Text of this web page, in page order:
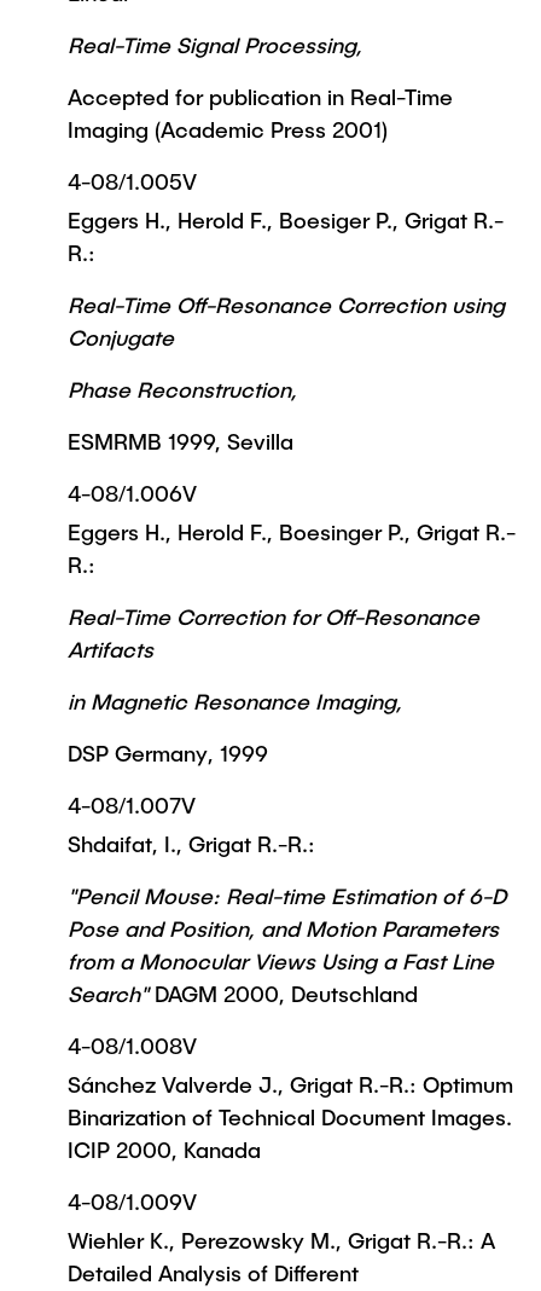
Real-Time Signal Processing,
Accepted for publication in Real-Time
Imaging (Academic Press 2001)
4-08/1.005V
Eggers H., Herold F., Boesiger P., Grigat R.-
R.:
Real-Time Off-Resonance Correction using
Conjugate
Phase Reconstruction,
ESMRMB 1999, Sevilla
4-08/1.006V
Eggers H., Herold F., Boesinger P., Grigat R.-
R.:
Real-Time Correction for Off-Resonance
Artifacts
in Magnetic Resonance Imaging,
DSP Germany, 1999
4-08/1.007V
Shdaifat, I., Grigat R.-R.:
"Pencil Mouse: Real-time Estimation of 6-D
Pose and Position, and Motion Parameters
from a Monocular Views Using a Fast Line
Search"DAGM 2000, Deutschland
4-08/1.008V
Sánchez Valverde J., Grigat R.-R.: Optimum
Binarization of Technical Document Images.
ICIP 2000, Kanada
4-08/1.009V
Wiehler K., Perezowsky M., Grigat R.-R.: A
Detailed Analysis of Different